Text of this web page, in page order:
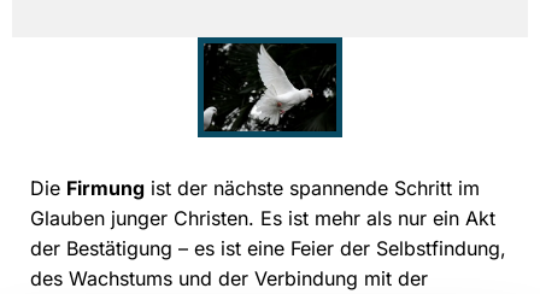
Die Firmung ist der nächste spannende Schritt im
Glauben junger Christen. Es ist mehr als nur ein Akt
der Bestätigung – es ist eine Feier der Selbstfindung,
des Wachstums und der Verbindung mit der